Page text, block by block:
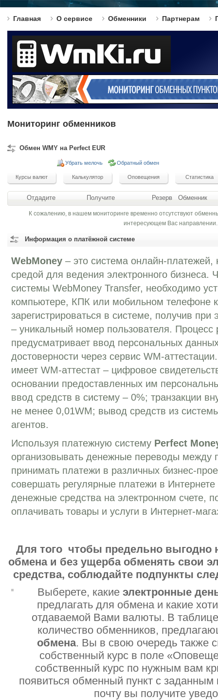
Главная О сервисе Обменники Партнерам
Мониторинг обменников
Обмен WMY на Perfect EUR
Убрать мелочь Обратный обмен
Отдадите Получите Резерв Обменник
К сожалению, в нашем мониторинге временно отсутствуют
интересующем Вас направлении.
Информация о платёжной системе
WebMoney – это система онлайн-платежей,
средой для ведения электронного бизнеса.
системы WebMoney Transfer, необходимо
компьютере, КПК или мобильном телефоне
зарегистрироваться в системе, получив
– уникальный номер пользователя. Процесс
предусматривает ввод персональных
достоверности через сервис WM-
имеет WM-аттестат – цифровое
основании предоставленных им
ввод средств в систему – 0%; транзакции
не менее 0,01WM; вывод средств из
агентов.
Используя платежную систему Perfect
организовывать денежные переводы между
принимать платежи в различных бизнес-
совершать регулярные платежи в
денежные средства на электронном счете,
оплачивать товары и услуги в Интернет-
Для того чтобы предельно выгодно
обмена и без ущерба обменять свои
средства, соблюдайте подпункты
Выберете, какие электронные
предлагать для обмена и какие
отдаваемой Вами валюты. В таблице
количество обменников,
обмена. Вы в свою очередь также
собственный курс в поле
собственный курс по нужным вам
появиться обменный пункт с заданным
почту вы получите